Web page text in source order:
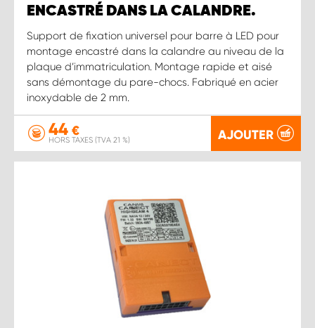
ENCASTRÉ DANS LA CALANDRE.
Support de fixation universel pour barre à LED pour
montage encastré dans la calandre au niveau de la
plaque d’immatriculation. Montage rapide et aisé
sans démontage du pare-chocs. Fabriqué en acier
inoxydable de 2 mm.
44 €
HORS TAXES (TVA 21 %) AJOUTER